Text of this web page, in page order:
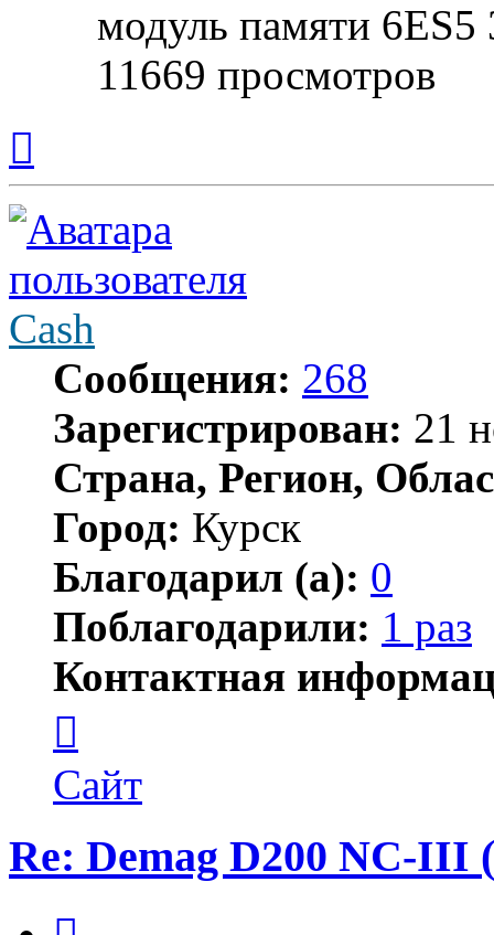
модуль памяти
11669 просмотров
началу
Cash
Сообщения: 268
Зарегистрирован: 21
Страна, Регион,
Город: Курск
Благодарил (а): 0
Поблагодарили: 1 раз
Контактная
пользователя
Cash
Сайт
Re: Demag D200 NC-III